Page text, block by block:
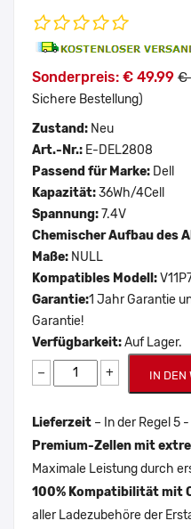
Sonderpreis: € 49.99 €
Sichere Bestellung)
Zustand: Neu
Art.-Nr.: E-DEL2808
Passend für Marke: Dell
Kapazität:36Wh/4Cell
Spannung:7.4V
Chemischer Aufbau des
Maße: NULL
Kompatibles Modell:
Garantie:1 Jahr Garantie
Garantie!
Verfügbarkeit:Auf Lager.
− + IN DEN
Lieferzeit – In der Regel 5
Premium-Zellen mit
Maximale Leistung durch
100% Kompatibilität mit
aller Ladezubehöre der